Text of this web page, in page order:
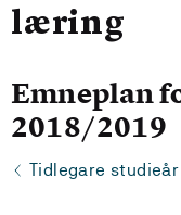
læring
Emneplan
2018/2019
Tidlegare studieår